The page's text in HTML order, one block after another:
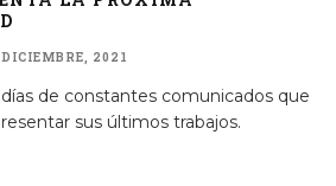
2021
de constantes comunicados que
sus últimos trabajos.